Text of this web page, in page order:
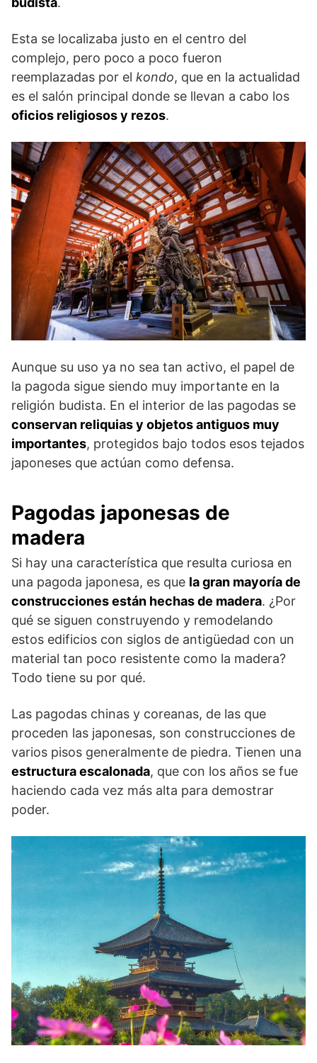
Esta se localizaba justo en el centro del
complejo, pero poco a poco fueron
reemplazadas por el kondo, que en la actualidad
es el salón principal donde se llevan a cabo los
oficios religiosos y rezos.
Aunque su uso ya no sea tan activo, el papel de
la pagoda sigue siendo muy importante en la
religión budista. En el interior de las pagodas se
conservan reliquias y objetos antiguos muy
importantes, protegidos bajo todos esos tejados
japoneses que actúan como defensa.
Pagodas japonesas de
madera
Si hay una característica que resulta curiosa en
una pagoda japonesa, es que la gran mayoría de
construcciones están hechas de madera. ¿Por
qué se siguen construyendo y remodelando
estos edificios con siglos de antigüedad con un
material tan poco resistente como la madera?
Todo tiene su por qué.
Las pagodas chinas y coreanas, de las que
proceden las japonesas, son construcciones de
varios pisos generalmente de piedra. Tienen una
estructura escalonada, que con los años se fue
haciendo cada vez más alta para demostrar
poder.